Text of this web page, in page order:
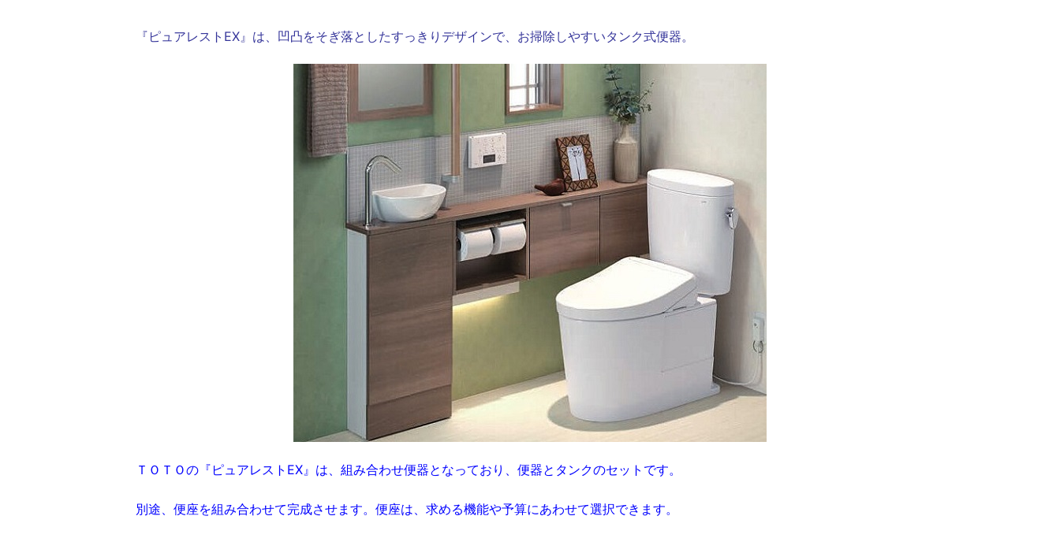
『ピュアレストEX』は、凹凸をそぎ落としたすっきりデザインで、お掃除しやすいタンク式便器。
ＴＯＴＯの『ピュアレストEX』は、組み合わせ便器となっており、便器とタンクのセットです。
別途、便座を組み合わせて完成させます。便座は、求める機能や予算にあわせて選択できます。